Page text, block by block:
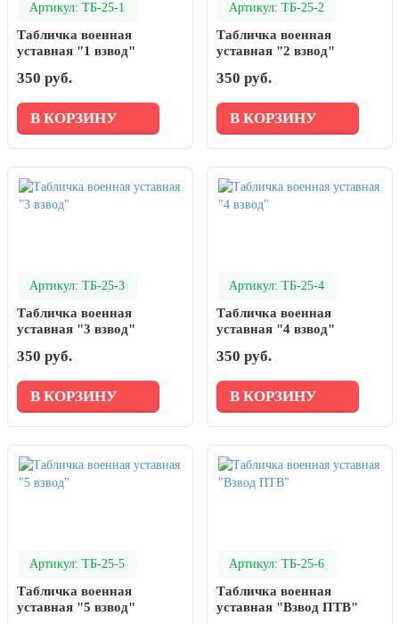
Артикул: ТБ-25-1
Табличка военная
уставная "1 взвод"
350 руб.
В КОРЗИНУ
Артикул: ТБ-25-2
Табличка военная
уставная "2 взвод"
350 руб.
В КОРЗИНУ
Артикул: ТБ-25-3
Табличка военная
уставная "3 взвод"
350 руб.
В КОРЗИНУ
Артикул: ТБ-25-4
Табличка военная
уставная "4 взвод"
350 руб.
В КОРЗИНУ
Артикул: ТБ-25-5
Табличка военная
уставная "5 взвод"
Артикул: ТБ-25-6
Табличка военная
уставная "Взвод ПТВ"